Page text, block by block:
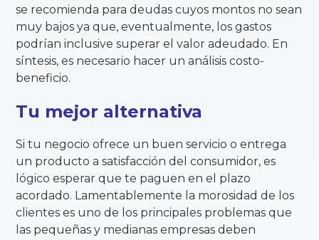
se recomienda para deudas cuyos montos no sean
muy bajos ya que, eventualmente, los gastos
podrían inclusive superar el valor adeudado. En
síntesis, es necesario hacer un análisis costo-
beneficio.
Tu mejor alternativa
Si tu negocio ofrece un buen servicio o entrega
un producto a satisfacción del consumidor, es
lógico esperar que te paguen en el plazo
acordado. Lamentablemente la morosidad de los
clientes es uno de los principales problemas que
las pequeñas y medianas empresas deben